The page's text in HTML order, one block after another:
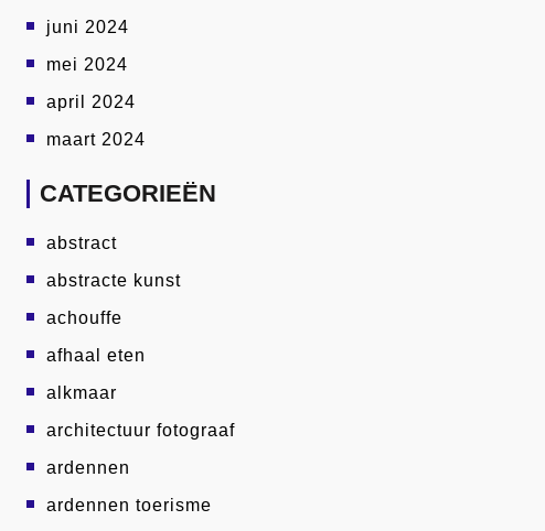
juni 2024
mei 2024
april 2024
maart 2024
CATEGORIEËN
abstract
abstracte kunst
achouffe
afhaal eten
alkmaar
architectuur fotograaf
ardennen
ardennen toerisme